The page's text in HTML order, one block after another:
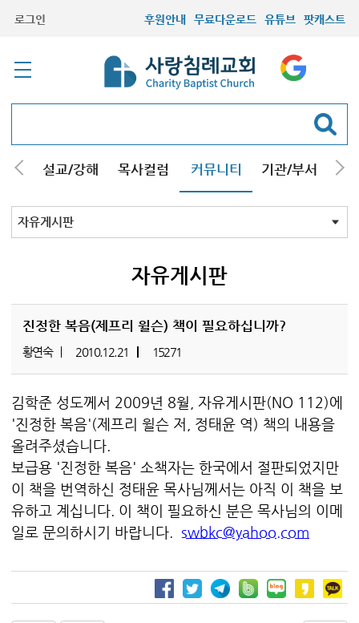
로그인 후원안내 무료다운로드 유튜브 팟캐스트
내 설교/강해 목사컬럼 커뮤니티 기관/부서 선
최근등록자료
자유게시판
자유게시판
진정한 복음(제프리 윌슨) 책이 필요하십니까?
황연숙 2010.12.21 15271
김학준 성도께서 2009년 8월, 자유게시판(NO 112)에
'진정한 복음'(제프리 윌슨 저, 정태윤 역) 책의 내용을
올려주셨습니다.
보급용 '진정한 복음' 소책자는 한국에서 절판되었지만
이 책을 번역하신 정태윤 목사님께서는 아직 이 책을 보
유하고 계십니다. 이 책이 필요하신 분은 목사님의 이메
일로 문의하시기 바랍니다. swbkc@yahoo.com